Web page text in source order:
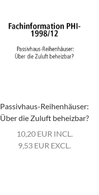
Passivhaus-Reihenhäuser:
Über die Zuluft beheizbar?
10,20 EUR INCL.
9,53 EUR EXCL.